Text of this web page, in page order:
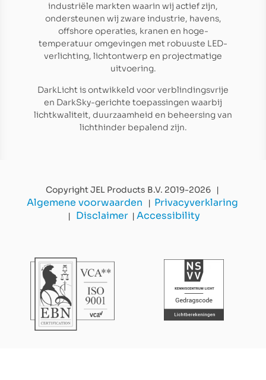
industriële markten waarin wij actief zijn,
ondersteunen wij zware industrie, havens,
offshore operaties, kranen en hoge-
temperatuur omgevingen met robuuste LED-
verlichting, lichtontwerp en projectmatige
uitvoering.
DarkLicht is ontwikkeld voor verblindingsvrije
en DarkSky-gerichte toepassingen waarbij
lichtkwaliteit, duurzaamheid en beheersing van
lichthinder bepalend zijn.
Copyright JEL Products B.V. 2019-2026 |
Algemene voorwaarden | Privacyverklaring
| Disclaimer | Accessibility